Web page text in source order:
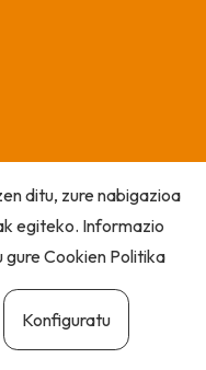
ditu, zure nabigazioa
egiteko. Informazio
gureCookien Politika
Konfiguratu